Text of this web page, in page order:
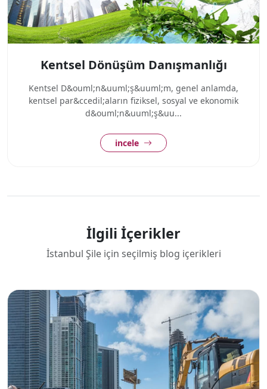
Kentsel Dönüşüm Danışmanlığı
Kentsel D&ouml;n&uuml;ş&uuml;m, genel anlamda,
kentsel par&ccedil;aların fiziksel, sosyal ve ekonomik
d&ouml;n&uuml;ş&uu...
incele
İlgili İçerikler
İstanbul Şile için seçilmiş blog içerikleri